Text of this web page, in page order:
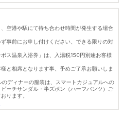
空港や駅にて待ち合わせ時間が発生する場合
事前にお申し付けください、できる限りの対
ス温泉入浴券」は、入湯税150円別途お客様
と相席となります事、予めご了承お願いしま
ディナーの服装は、スマートカジュアルへの
ーチサンダル・半ズボン（ハーフパンツ）ご
ります。